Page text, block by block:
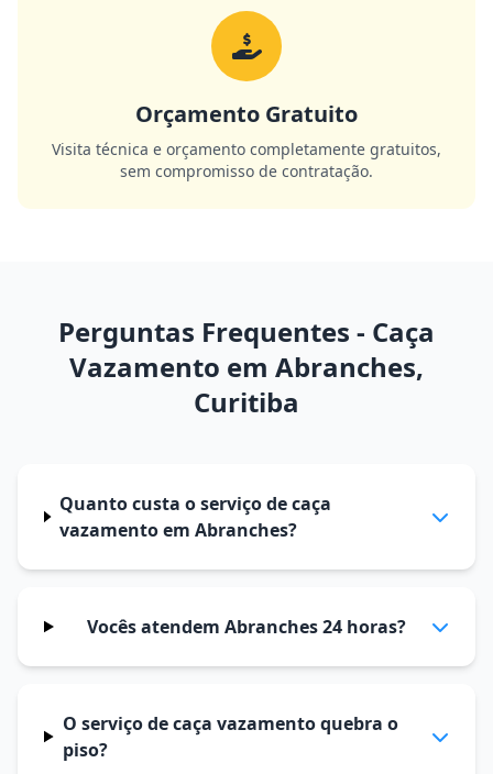
Orçamento Gratuito
Visita técnica e orçamento completamente gratuitos,
sem compromisso de contratação.
Perguntas Frequentes - Caça
Vazamento em Abranches,
Curitiba
Quanto custa o serviço de caça
vazamento em Abranches?
Vocês atendem Abranches 24 horas?
O serviço de caça vazamento quebra o
piso?